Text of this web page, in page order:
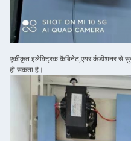
एकीकृत इलेक्ट्रिक कैबिनेट,एयर कंडीशनर से
हो सकता है।